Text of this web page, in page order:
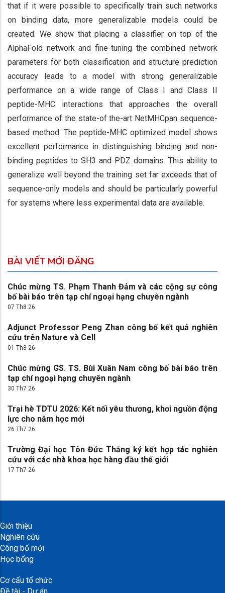
that if it were possible to specifically train such networks
on binding data, more generalizable models could be
created. We show that placing a classifier on top of the
AlphaFold network and fine-tuning the combined network
parameters for both classification and structure prediction
accuracy leads to a model with strong generalizable
performance on a wide range of Class I and Class II
peptide-MHC interactions that approaches the overall
performance of the state-of the-art NetMHCpan sequence-
based method. The peptide-MHC optimized model shows
excellent performance in distinguishing binding and non-
binding peptides to SH3 and PDZ domains. This ability to
generalize well beyond the training set far exceeds that of
sequence-only models and should be particularly powerful
for systems where less experimental data are available.
BÀI VIẾT MỚI ĐĂNG
Chúc mừng TS. Phạm Thanh Đảm và các cộng sự công
bố bài báo trên tạp chí ngoại hạng chuyên ngành
07 Th8 26
Adjunct Professor Peng Zhan công bố kết quả nghiên
cứu trên Nature và Cell
01 Th8 26
Chúc mừng GS. TS. Bùi Xuân Nam công bố bài báo trên
tạp chí ngoại hạng chuyên ngành
30 Th7 26
Trại hè TDTU 2026: Kết nối yêu thương, khơi nguồn động
lực cho năm học mới
26 Th7 26
Trường Đại học Tôn Đức Thắng ký kết hợp tác nghiên
cứu với các nhà khoa học hàng đầu thế giới
17 Th7 26
Giới thiệu
Nghiên cứu
Công bố mới
Học bổng
Cơ cấu tổ chức
Đề tài - Dự án